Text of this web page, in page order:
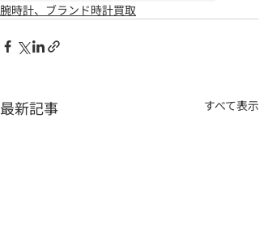
腕時計、ブランド時計買取
最新記事 すべて表示